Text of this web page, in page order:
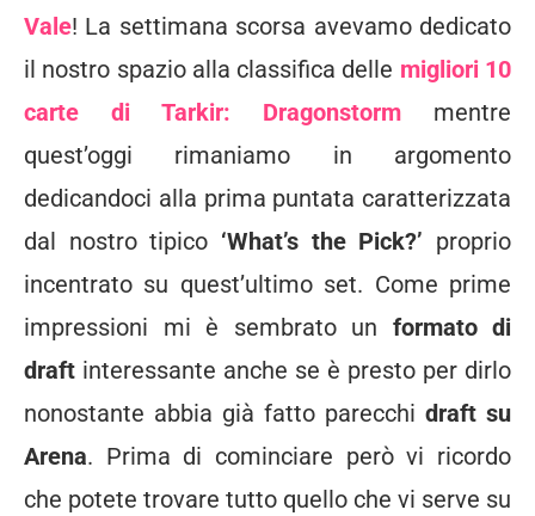
Vale! La settimana scorsa avevamo dedicato
il nostro spazio alla classifica delle migliori 10
carte di Tarkir: Dragonstorm mentre
quest’oggi rimaniamo in argomento
dedicandoci alla prima puntata caratterizzata
dal nostro tipico ‘What’s the Pick?’ proprio
incentrato su quest’ultimo set. Come prime
impressioni mi è sembrato un formato di
draft interessante anche se è presto per dirlo
nonostante abbia già fatto parecchi draft su
Arena. Prima di cominciare però vi ricordo
che potete trovare tutto quello che vi serve su